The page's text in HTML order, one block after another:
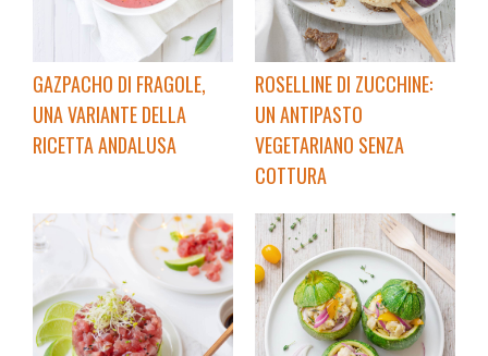
GAZPACHO DI FRAGOLE,
UNA VARIANTE DELLA
RICETTA ANDALUSA
ROSELLINE DI ZUCCHINE:
UN ANTIPASTO
VEGETARIANO SENZA
COTTURA